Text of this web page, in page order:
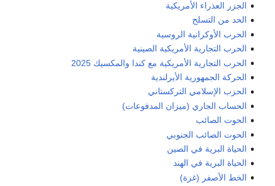
الجزر العذراء الأمريكية
الحد من التسلح
الحرب الأوكرانية الروسية
الحرب التجارية الأمريكية الصينية
الحرب التجارية الأمريكية مع كندا والمكسيك 2025
الحركة الجمهورية الأيرلندية
الحزب الإسلامي التركستاني
الحساب الجاري (ميزان المدفوعات)
الحوت الصائب
الحوت الصائب الجنوبي
الحياة البرية في الصين
الحياة البرية في الهند
الخط الأصفر (غزة)